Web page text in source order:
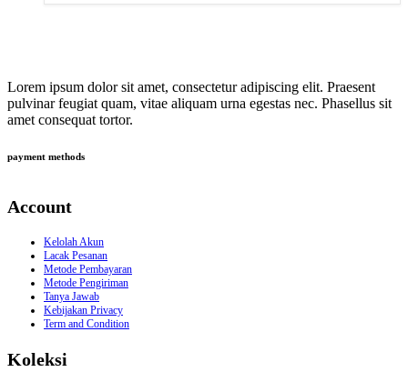
Lorem ipsum dolor sit amet, consectetur adipiscing elit. Praesent
pulvinar feugiat quam, vitae aliquam urna egestas nec. Phasellus sit
amet consequat tortor.
payment methods
Account
Kelolah Akun
Lacak Pesanan
Metode Pembayaran
Metode Pengiriman
Tanya Jawab
Kebijakan Privacy
Term and Condition
Koleksi